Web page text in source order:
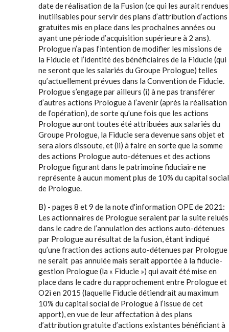
date de réalisation de la Fusion (ce qui les aurait rendues
inutilisables pour servir des plans d’attribution d’actions
gratuites mis en place dans les prochaines années ou
ayant une période d’acquisition supérieure à 2 ans).
Prologue n’a pas l’intention de modifier les missions de
la Fiducie et l’identité des bénéficiaires de la Fiducie (qui
ne seront que les salariés du Groupe Prologue) telles
qu’actuellement prévues dans la Convention de Fiducie.
Prologue s’engage par ailleurs (i) à ne pas transférer
d’autres actions Prologue à l’avenir (après la réalisation
de l’opération), de sorte qu’une fois que les actions
Prologue auront toutes été attribuées aux salariés du
Groupe Prologue, la Fiducie sera devenue sans objet et
sera alors dissoute, et (ii) à faire en sorte que la somme
des actions Prologue auto-détenues et des actions
Prologue figurant dans le patrimoine fiduciaire ne
représente à aucun moment plus de 10% du capital social
de Prologue.
B) - pages 8 et 9 de la note d'information OPE de 2021:
Les actionnaires de Prologue seraient par la suite relués
dans le cadre de l’annulation des actions auto-détenues
par Prologue au résultat de la fusion, étant indiqué
qu’une fraction des actions auto-détenues par Prologue
ne serait pas annulée mais serait apportée à la fiducie-
gestion Prologue (la « Fiducie ») qui avait été mise en
place dans le cadre du rapprochement entre Prologue et
O2i en 2015 (laquelle Fiducie détiendrait au maximum
10% du capital social de Prologue à l’issue de cet
apport), en vue de leur affectation à des plans
d’attribution gratuite d’actions existantes bénéficiant à